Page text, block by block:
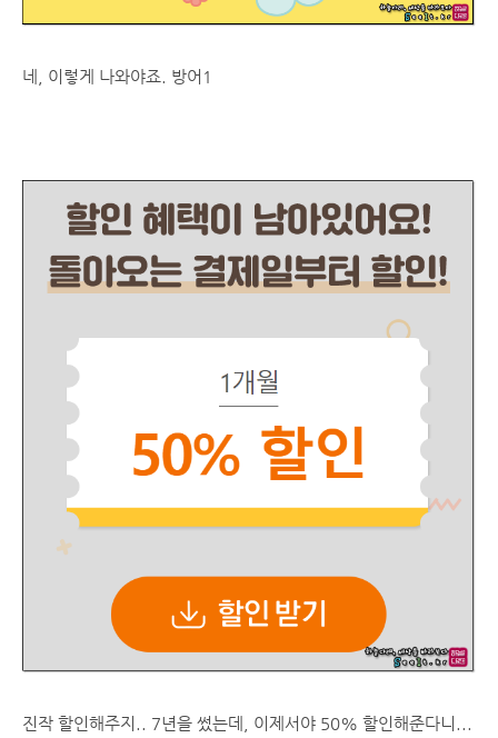
네, 이렇게 나와야죠. 방어1
진작 할인해주지.. 7년을 썼는데, 이제서야 50% 할인해준다니...